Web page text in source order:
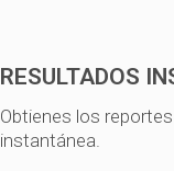
RESULTADOS
Obtienes los
instantánea.